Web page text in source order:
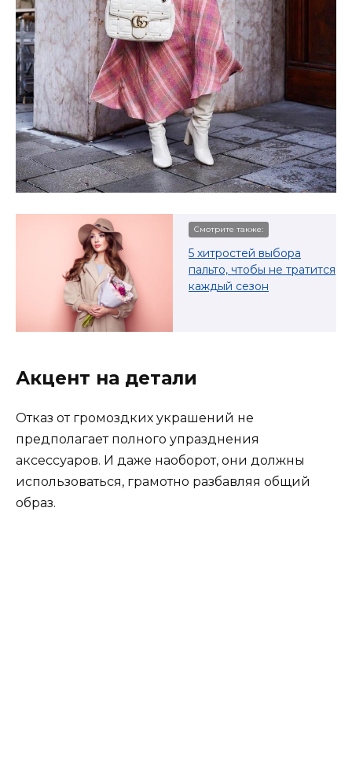
Смотрите также:
5 хитростей выбора
пальто, чтобы не тратится
каждый сезон
Акцент на детали
Отказ от громоздких украшений не
предполагает полного упразднения
аксессуаров. И даже наоборот, они должны
использоваться, грамотно разбавляя общий
образ.